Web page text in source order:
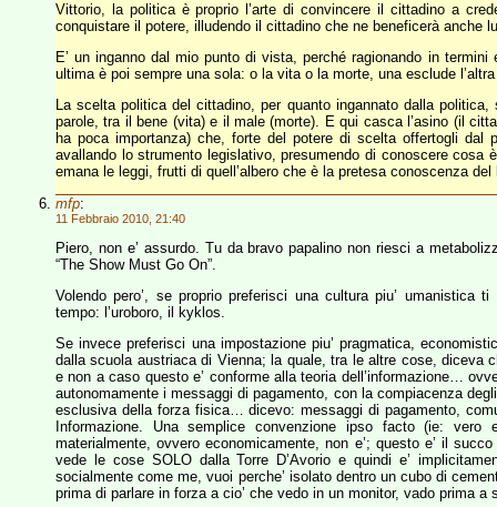
Vittorio, la politica è proprio l’arte di convincere il cittadino a
conquistare il potere, illudendo il cittadino che ne beneficerà anche
E’ un inganno dal mio punto di vista, perché ragionando in
ultima è poi sempre una sola: o la vita o la morte, una esclude
La scelta politica del cittadino, per quanto ingannato dalla
parole, tra il bene (vita) e il male (morte). E qui casca l’asino (il
ha poca importanza) che, forte del potere di scelta offertogli
avallando lo strumento legislativo, presumendo di conoscere
emana le leggi, frutti di quell’albero che è la pretesa conoscenza
mfp:
11 Febbraio 2010, 21:40
Piero, non e’ assurdo. Tu da bravo papalino non riesci a
“The Show Must Go On”.
Volendo pero’, se proprio preferisci una cultura piu’ umanistica
tempo: l’uroboro, il kyklos.
Se invece preferisci una impostazione piu’ pragmatica,
dalla scuola austriaca di Vienna; la quale, tra le altre cose,
e non a caso questo e’ conforme alla teoria dell’informazione…
autonomamente i messaggi di pagamento, con la compiacenza
esclusiva della forza fisica… dicevo: messaggi di pagamento,
Informazione. Una semplice convenzione ipso facto (ie:
materialmente, ovvero economicamente, non e’; questo e’ il
vede le cose SOLO dalla Torre D’Avorio e quindi e’
socialmente come me, vuoi perche’ isolato dentro un cubo di
prima di parlare in forza a cio’ che vedo in un monitor, vado prima